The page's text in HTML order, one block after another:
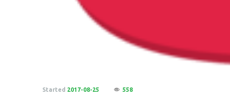
Started 2017-08-25 558